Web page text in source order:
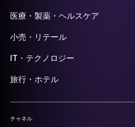
医療・製薬・ヘルスケア
小売・リテール
IT・テクノロジー
旅行・ホテル
チャネル